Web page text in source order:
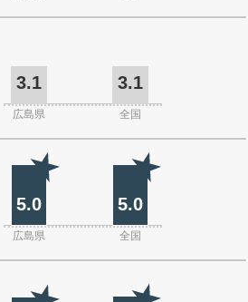
3.1 3.1
広島県 全国
5.0 5.0
広島県 全国